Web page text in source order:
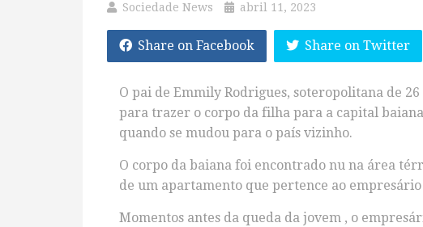
Sociedade News abril 11, 2023
Share on Facebook Share on Twitter
O pai de Emmily Rodrigues, soteropolitana de
para trazer o corpo da filha para a capital
quando se mudou para o país vizinho.
O corpo da baiana foi encontrado nu na área
de um apartamento que pertence ao empresário
Momentos antes da queda da jovem , o